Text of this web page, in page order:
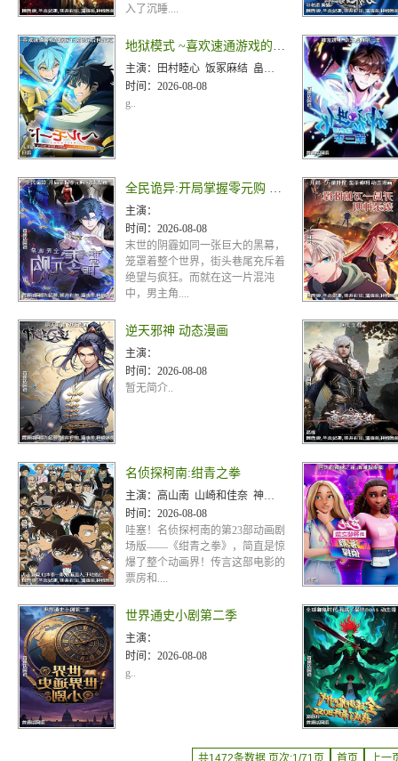
入了沉睡....
地狱模式 ~喜欢速通游戏的玩家在废设定异世界无双~第二季
主演：
田村睦心 饭冢麻结 畠中祐 千本木彩花 石川英郎 大原沙耶香 小市真琴 杉田智和 千叶翔也 三宅麻理
时间： 2026-08-08
g..
全民诡异:开局掌握零元购 动态漫画
主演：
时间： 2026-08-08
末世的阴霾如同一张巨大的黑幕，
笼罩着整个世界，街头巷尾充斥着
绝望与疯狂。而就在这一片混沌
中，男主角....
逆天邪神 动态漫画
主演：
时间： 2026-08-08
暂无简介..
名侦探柯南:绀青之拳
主演： 高山南 山崎和佳奈 神谷明 小山力也 林原惠美 山口胜平 田中秀幸 岛本须美 绪方贤一 堀川亮 松井菜樱子 宫村优子 岩居由希子 大谷育江 高木涉 高岛雅罗 堀之纪 立木文彦 小山茉美 三石琴乃 置鲇龙太郎 日高法子 池田秀一 古谷彻
时间： 2026-08-08
哇塞！名侦探柯南的第23部动画剧
场版——《绀青之拳》，简直是惊
爆了整个动画界！传言这部电影的
票房和....
世界通史小剧第二季
主演：
时间： 2026-08-08
g..
共1472条数据 页次:1/71页 首页 上一